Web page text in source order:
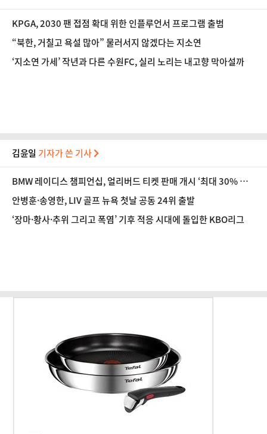
KPGA, 2030 팬 접점 확대 위한 인플루언서 프로그램 출범
“북한, 거칠고 욕설 많아” 물러서지 않겠다는 지소연
‘지소연 가세’ 작년과 다른 수원FC, 실리 노리는 내고향 막아설까
김윤일 기자가 쓴 기사
BMW 레이디스 챔피언십, 얼리버드 티켓 판매 개시 ‘최대 30% 할
인’
안병훈·송영한, LIV 골프 뉴욕 첫날 공동 24위 출발
‘장마·황사·추위 그리고 폭염’ 기후 적응 시대에 돌입한 KBO리그